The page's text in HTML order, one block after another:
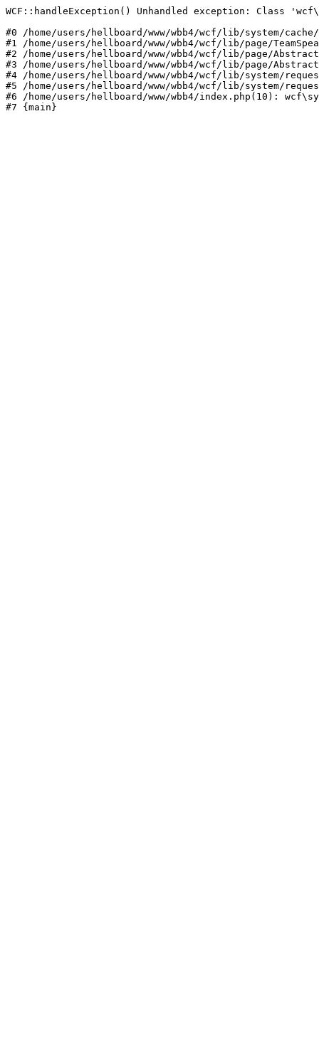
WCF::handleException() Unhandled exception: Class
#0 /home/users/hellboard/www/wbb4/wcf/lib/system/
#1 /home/users/hellboard/www/wbb4/wcf/lib/page/
#2 /home/users/hellboard/www/wbb4/wcf/lib/page/
#3 /home/users/hellboard/www/wbb4/wcf/lib/page/
#4 /home/users/hellboard/www/wbb4/wcf/lib/system/
#5 /home/users/hellboard/www/wbb4/wcf/lib/system/
#6 /home/users/hellboard/www/wbb4/index.php(10):
#7 {main}